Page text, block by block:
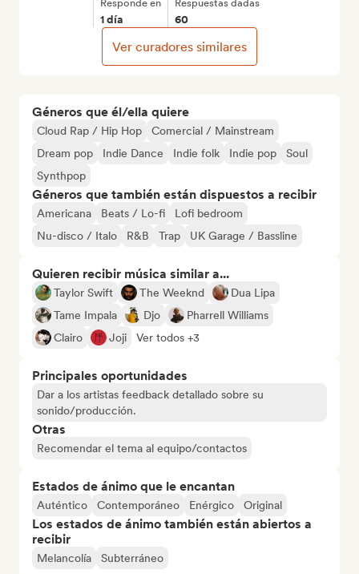
Géneros que él/ella quiere
Cloud Rap / Hip Hop
Comercial / Mainstream
Dream pop
Indie Dance Indie folk Indie pop
Soul
Synthpop
Géneros que también están dispuestos a recibir
Americana Beats / Lo-fi
Lofi bedroom
Nu-disco / Italo
R&B Trap UK Garage / Bassline
Quieren recibir música similar a...
Taylor Swift The Weeknd
Dua Lipa
Tame Impala
Djo
Pharrell Williams
Clairo
Joji Ver todos +3
Principales oportunidades
Dar a los artistas feedback detallado sobre su
sonido/producción.
Otras
Recomendar el tema al equipo/contactos
Estados de ánimo que le encantan
Auténtico Contemporáneo Enérgico Original
Los estados de ánimo también están abiertos a
recibir
Melancolía Subterráneo
Responde en
1 día
Respuestas dadas
60
Ver curadores similares